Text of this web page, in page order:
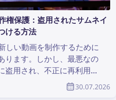
権保護：盗用されたサムネイ
ける方法
しい動画を制作するために
ります。しかし、最悪なの
盗用され、不正に再利用さ
が何の評価も受けられない
ィの一員として、盗用さ
30.07.2026